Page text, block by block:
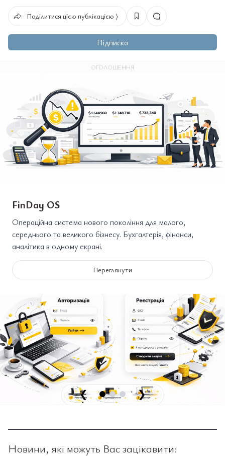
Поділитися цією публікацією ⟩
Підписка
ОГОЛОШЕННЯ
FinDay OS
Операційна система нового покоління для малого,
середнього та великого бізнесу. Бухгалтерія, фінанси,
аналітика в одному екрані.
Переглянути
❮ ❯
Новини, які можуть Вас зацікавити: